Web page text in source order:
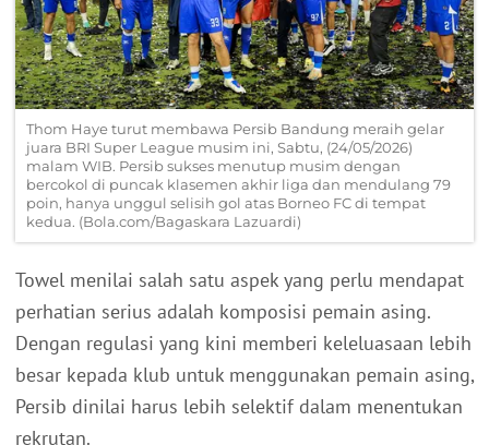
Thom Haye turut membawa Persib Bandung meraih gelar
juara BRI Super League musim ini, Sabtu, (24/05/2026)
malam WIB. Persib sukses menutup musim dengan
bercokol di puncak klasemen akhir liga dan mendulang 79
poin, hanya unggul selisih gol atas Borneo FC di tempat
kedua. (Bola.com/Bagaskara Lazuardi)
Towel menilai salah satu aspek yang perlu mendapat
perhatian serius adalah komposisi pemain asing.
Dengan regulasi yang kini memberi keleluasaan lebih
besar kepada klub untuk menggunakan pemain asing,
Persib dinilai harus lebih selektif dalam menentukan
rekrutan.